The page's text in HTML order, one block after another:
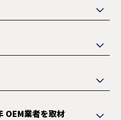
OEM業者を取材